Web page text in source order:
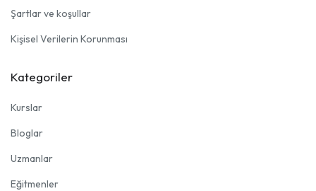
Şartlar ve koşullar
Kişisel Verilerin Korunması
Kategoriler
Kurslar
Bloglar
Uzmanlar
Eğitmenler